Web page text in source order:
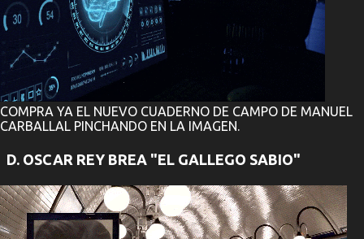
COMPRA YA EL NUEVO CUADERNO DE CAMPO DE MANUEL
CARBALLAL PINCHANDO EN LA IMAGEN.
D. OSCAR REY BREA "EL GALLEGO SABIO"